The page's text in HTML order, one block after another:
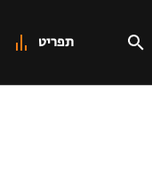
תפריט